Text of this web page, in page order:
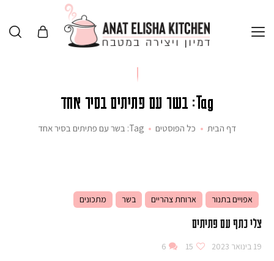
Tag: בשר עם פתיתים בסיר אחד
דף הבית כל הפוסטים Tag: בשר עם פתיתים בסיר אחד
אפויים בתנור ארוחת צהריים בשר מתכונים
צלי כתף עם פתיתים
19 בינואר 2023 15
6